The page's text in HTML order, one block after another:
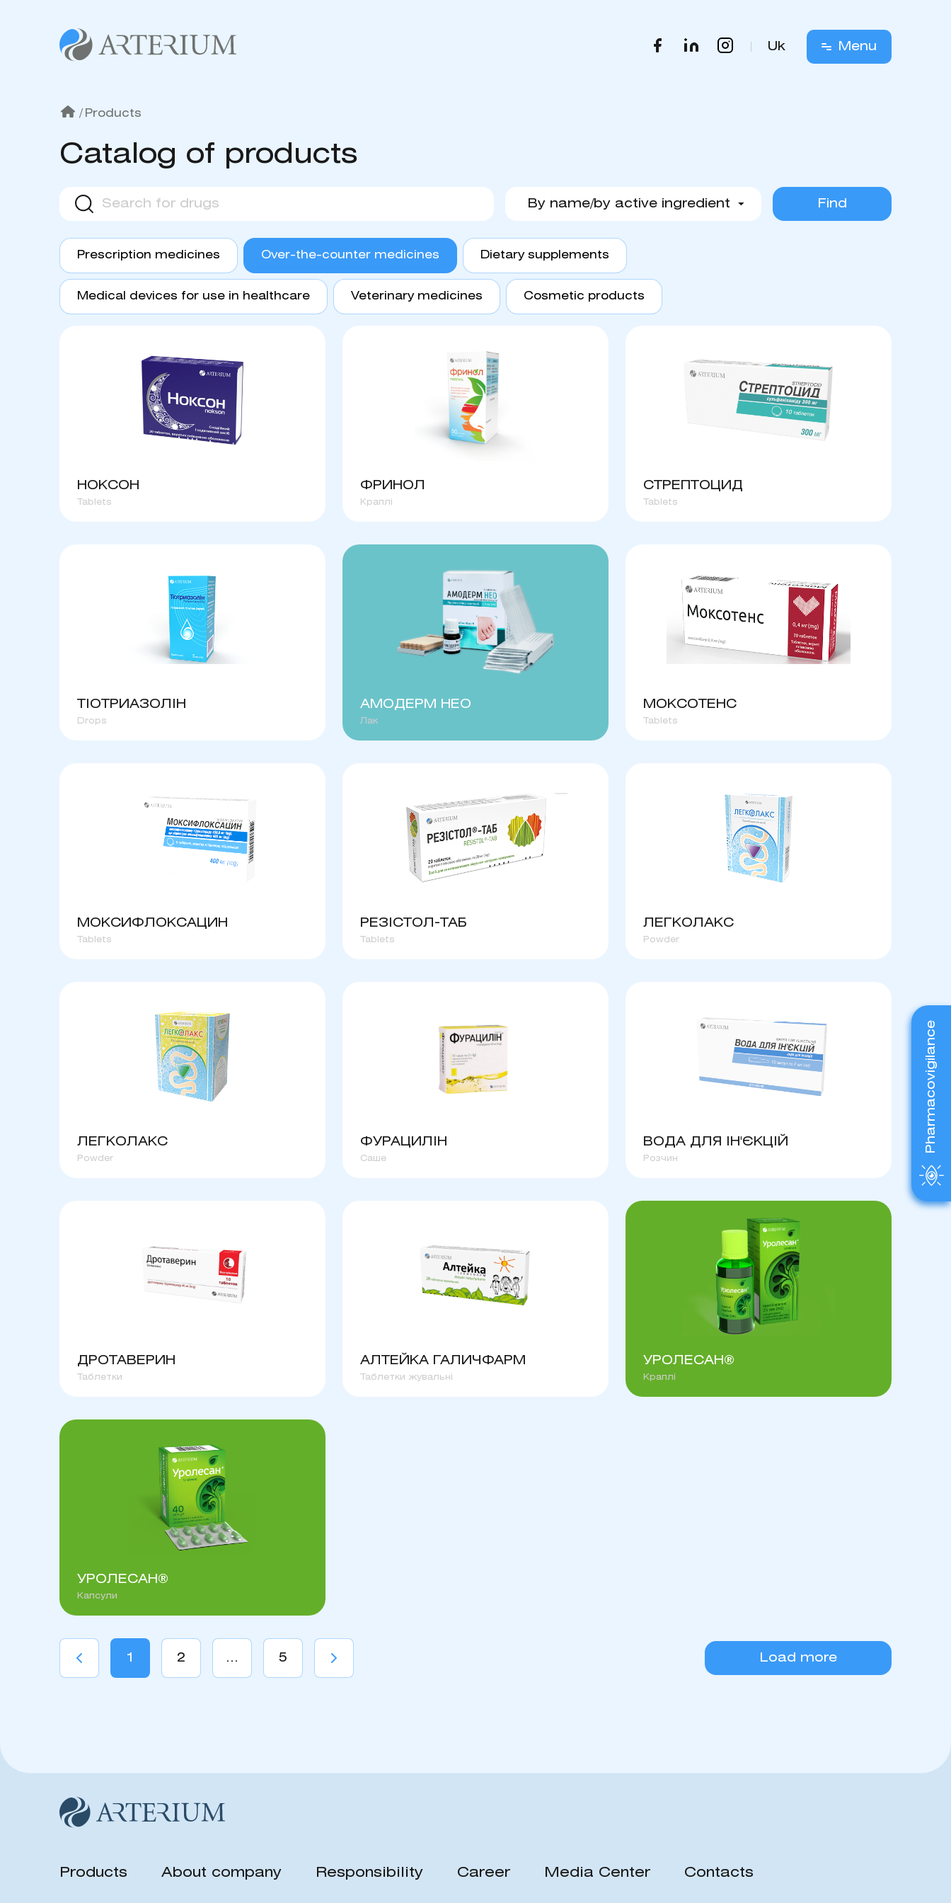
Uk Menu
/ Products
Catalog of products
Find
Prescription medicines Over-the-counter medicines Dietary supplements
Medical devices for use in healthcare Veterinary medicines Cosmetic products
НОКСОН
Tablets
ФРИНОЛ
Краплі
СТРЕПТОЦИД
Tablets
ТІОТРИАЗОЛІН
Drops
АМОДЕРМ НЕО
Лак
МОКСОТЕНС
Tablets
МОКСИФЛОКСАЦИН
Tablets
РЕЗІСТОЛ-ТАБ
Tablets
ЛЕГКОЛАКС
Powder
ЛЕГКОЛАКС
Powder
ФУРАЦИЛІН
Саше
ВОДА ДЛЯ ІН'ЄКЦІЙ
Розчин
ДРОТАВЕРИН
Таблетки
АЛТЕЙКА ГАЛИЧФАРМ
Таблетки жувальні
УРОЛЕСАН®
Краплі
УРОЛЕСАН®
Капсули
1 2 ... 5 Load more
Pharmacovigilance
Products About company Responsibility Career Media Center Contacts